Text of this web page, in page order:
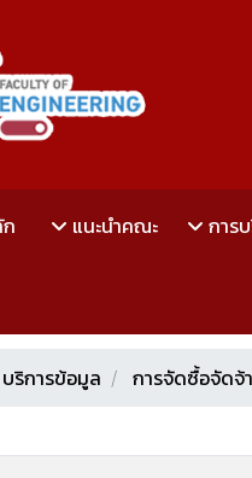
แนะนำคณะ การ
บริการข้อมูล การจัดซื้อจัดจ้